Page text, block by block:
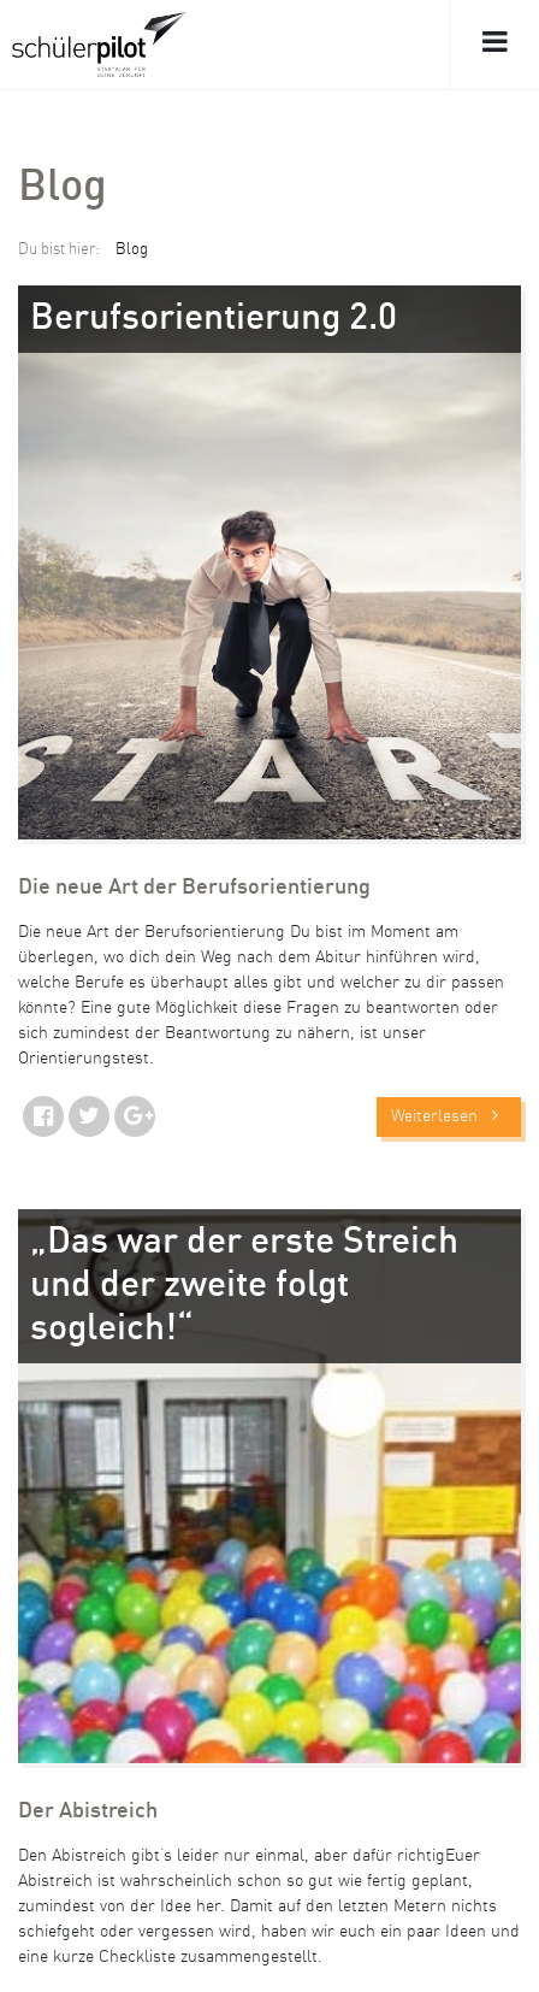
Blog
Du bist hier: Blog
Berufsorientierung 2.0
Die neue Art der Berufsorientierung
Die neue Art der Berufsorientierung Du bist im Moment am
überlegen, wo dich dein Weg nach dem Abitur hinführen wird,
welche Berufe es überhaupt alles gibt und welcher zu dir passen
könnte? Eine gute Möglichkeit diese Fragen zu beantworten oder
sich zumindest der Beantwortung zu nähern, ist unser
Orientierungstest.
Weiterlesen
„Das war der erste Streich
und der zweite folgt
sogleich!“
Der Abistreich
Den Abistreich gibt’s leider nur einmal, aber dafür richtigEuer
Abistreich ist wahrscheinlich schon so gut wie fertig geplant,
zumindest von der Idee her. Damit auf den letzten Metern nichts
schiefgeht oder vergessen wird, haben wir euch ein paar Ideen und
eine kurze Checkliste zusammengestellt.